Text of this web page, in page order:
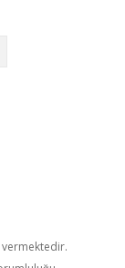
vermektedir.